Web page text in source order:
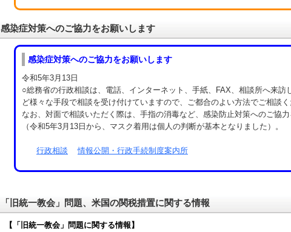
感染症対策へのご協力をお願いします
感染症対策へのご協力をお願いします
令和5年3月13日
○総務省の行政相談は、電話、インターネット、手紙、FAX、相談所へ来訪
ど様々な手段で相談を受け付けていますので、ご都合のよい方法でご相談く
なお、対面で相談いただく際は、手指の消毒など、感染防止対策へのご協
（令和5年3月13日から、マスク着用は個人の判断が基本となりました）。
行政相談 情報公開・行政手続制度案内所
「旧統一教会」問題、米国の関税措置に関する情報
【「旧統一教会」問題に関する情報】